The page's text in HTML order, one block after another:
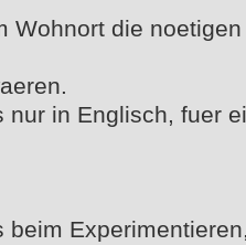
Wohnort die
nur in Englisch, fuer
beim